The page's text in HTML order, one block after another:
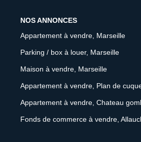
NOS ANNONCES
Appartement à vendre, Marseille
Parking / box à louer, Marseille
Maison à vendre, Marseille
Appartement à vendre, Plan de
Appartement à vendre, Chateau
Fonds de commerce à vendre,